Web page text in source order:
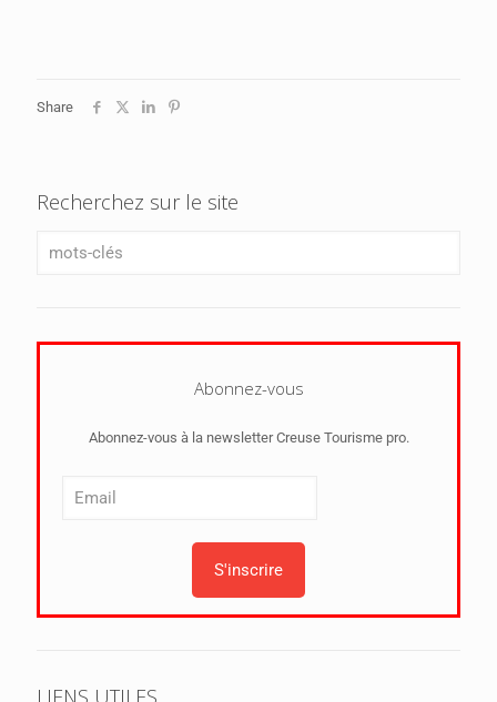
Share
Recherchez sur le site
Abonnez-vous
Abonnez-vous à la newsletter Creuse Tourisme pro.
LIENS UTILES